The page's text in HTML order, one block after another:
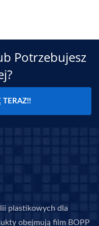
Potrzebujesz
TERAZ!!
plastikowych dla
obejmują film BOPP